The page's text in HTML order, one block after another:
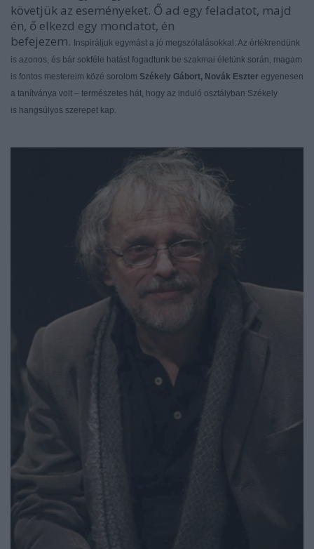
követjük az eseményeket. Ő ad egy feladatot, majd
én, ő elkezd egy mondatot, én
befejezem.
Inspiráljuk egymást a jó megszólalásokkal. Az értékrendünk
is azonos, és bár sokféle hatást fogadtunk be szakmai életünk során, magam
is fontos mestereim közé sorolom Székely Gábort, Novák Eszter egyenesen
a tanítványa volt – természetes hát, hogy az induló osztályban Székely
is hangsúlyos szerepet kap.